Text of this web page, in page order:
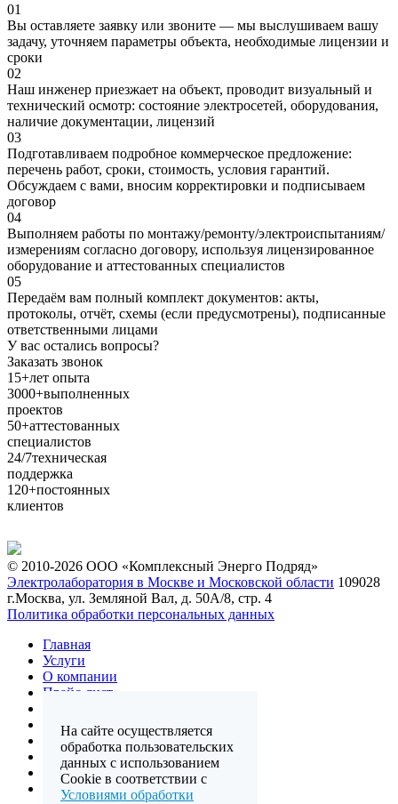
01
Вы оставляете заявку или звоните — мы выслушиваем вашу
задачу, уточняем параметры объекта, необходимые лицензии и
сроки
02
Наш инженер приезжает на объект, проводит визуальный и
технический осмотр: состояние электросетей, оборудования,
наличие документации, лицензий
03
Подготавливаем подробное коммерческое предложение:
перечень работ, сроки, стоимость, условия гарантий.
Обсуждаем с вами, вносим корректировки и подписываем
договор
04
Выполняем работы по монтажу/ремонту/электроиспытаниям/
измерениям согласно договору, используя лицензированное
оборудование и аттестованных специалистов
05
Передаём вам полный комплект документов: акты,
протоколы, отчёт, схемы (если предусмотрены), подписанные
ответственными лицами
У вас остались вопросы?
Заказать звонок
15+лет опыта
3000+выполненных
проектов
50+аттестованных
специалистов
24/7техническая
поддержка
120+постоянных
клиентов
© 2010-2026 ООО «Комплексный Энерго Подряд»
Электролаборатория в Москве и Московской области 109028
г.Москва, ул. Земляной Вал, д. 50А/8, стр. 4
Политика обработки персональных данных
Главная
Услуги
О компании
Прайс-лист
Лицензии
Галерея
Карта сайта
FAQ
Контакты
На сайте осуществляется
обработка пользовательских
данных с использованием
Cookie в соответствии с
Условиями обработки